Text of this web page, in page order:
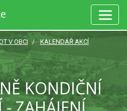
V OBCI
KALENDÁŘ AKCÍ
KONDIČNÍ